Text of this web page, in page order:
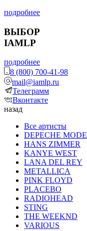
подробнее
ВЫБОР
IAMLP
подробнее
8 (800) 700-41-98
mail@iamlp.ru
Телеграмм
Вконтакте
назад
Все артисты
DEPECHE MODE
HANS ZIMMER
KANYE WEST
LANA DEL REY
METALLICA
PINK FLOYD
PLACEBO
RADIOHEAD
STING
THE WEEKND
VARIOUS